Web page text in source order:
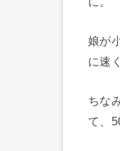
娘が
に速
ちな
て、